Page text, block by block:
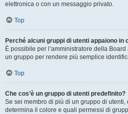
elettronica o con un messaggio privato.
Top
Perché alcuni gruppi di utenti appaiono in
È possibile per l’amministratore della
un gruppo per rendere più semplice
Top
Che cos’è un gruppo di utenti predefinito?
Se sei membro di più di un gruppo di
determina il colore e quali permessi di